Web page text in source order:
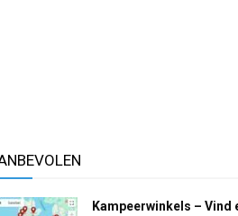
Kampeerwinkels – Vind